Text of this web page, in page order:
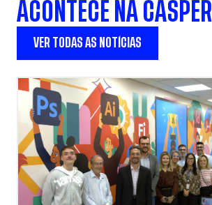
ACONTECE NA CÁSPER
VER TODAS AS NOTÍCIAS